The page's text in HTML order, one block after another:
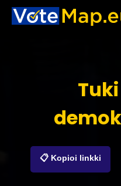
📋 Kopioi linkki